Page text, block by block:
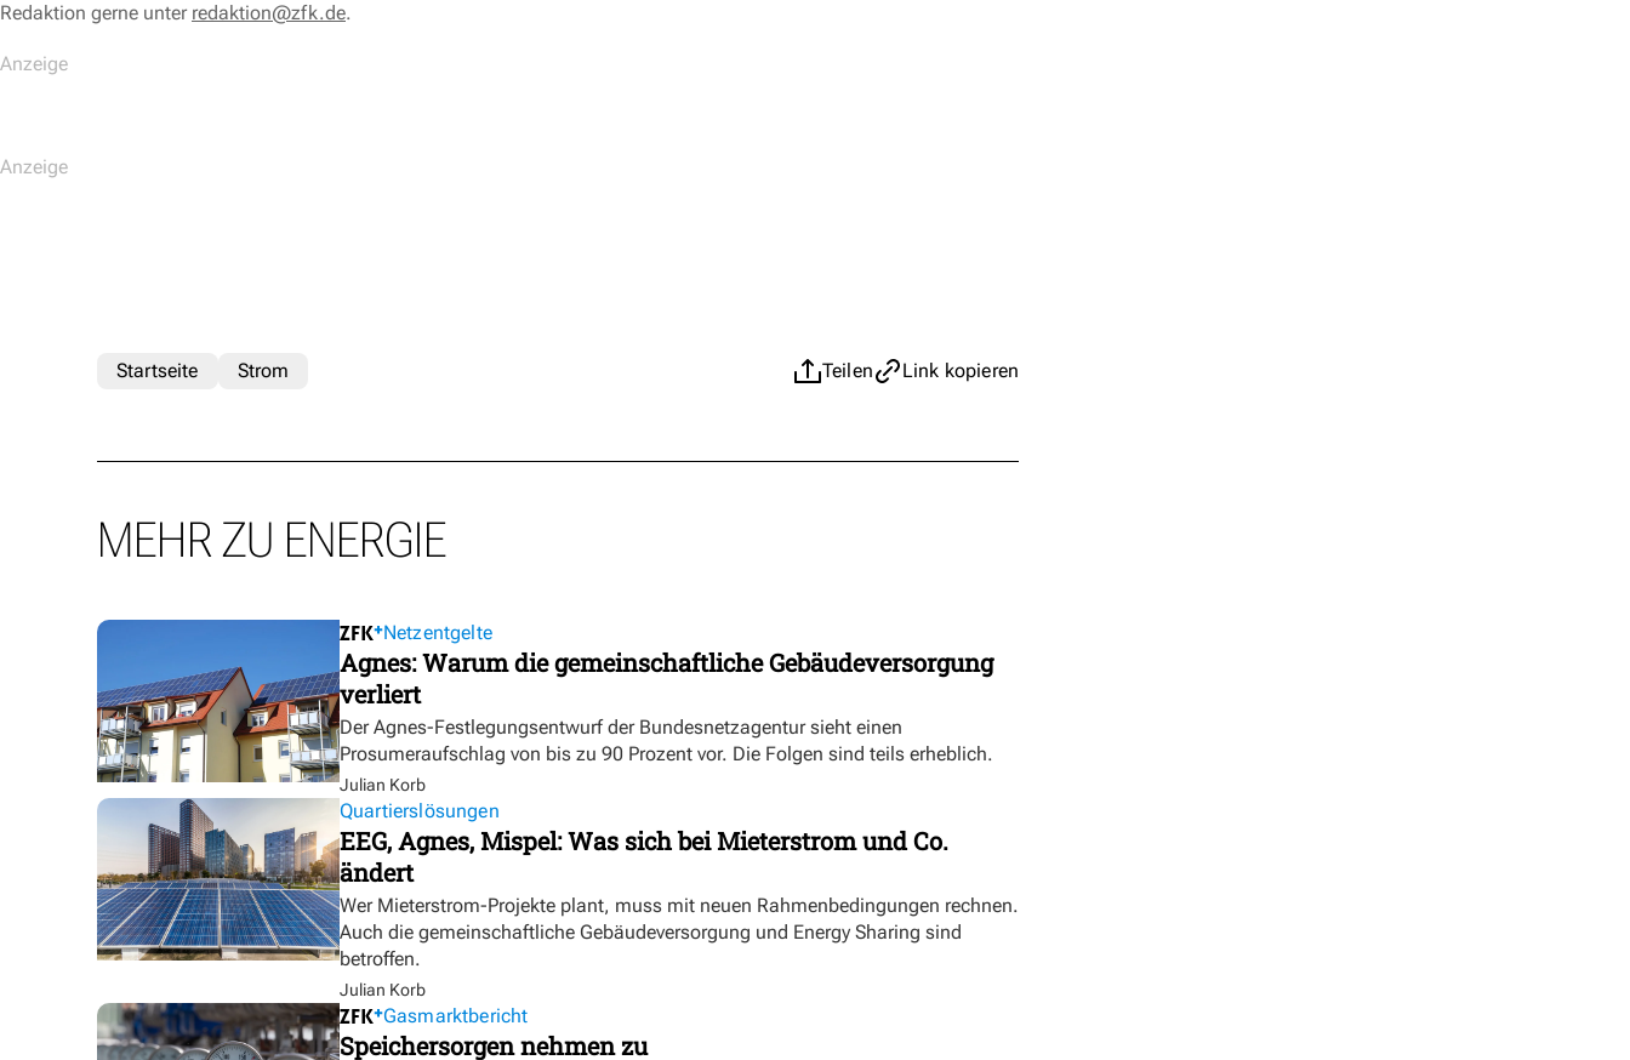
Redaktion gerne unter redaktion@zfk.de.
Teilen Link kopieren
Startseite Strom
MEHR ZU ENERGIE
Netzentgelte
Agnes: Warum die gemeinschaftliche Gebäudeversorgung
verliert
Der Agnes-Festlegungsentwurf der Bundesnetzagentur sieht einen
Prosumeraufschlag von bis zu 90 Prozent vor. Die Folgen sind teils erheblich.
Julian Korb
Quartierslösungen
EEG, Agnes, Mispel: Was sich bei Mieterstrom und Co.
ändert
Wer Mieterstrom-Projekte plant, muss mit neuen Rahmenbedingungen rechnen.
Auch die gemeinschaftliche Gebäudeversorgung und Energy Sharing sind
betroffen.
Julian Korb
Gasmarktbericht
Speichersorgen nehmen zu